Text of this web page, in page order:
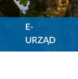
E-
URZĄD